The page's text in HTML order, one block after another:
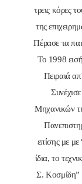
τρεις κόρες
της
Πέρασε τα
Το 1998
Πειραιά
Μηχανικών
επίσης με
ίδια, το
Σ. Κοσμίδη”